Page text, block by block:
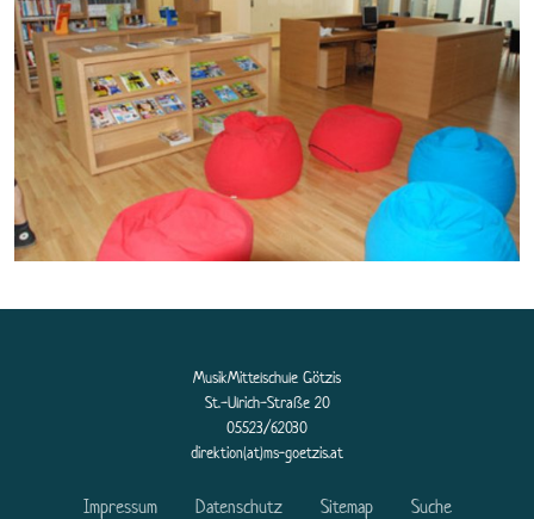
MusikMittelschule Götzis
St.-Ulrich-Straße 20
05523/62030
direktion(at)ms-goetzis.at
Impressum Datenschutz Sitemap Suche